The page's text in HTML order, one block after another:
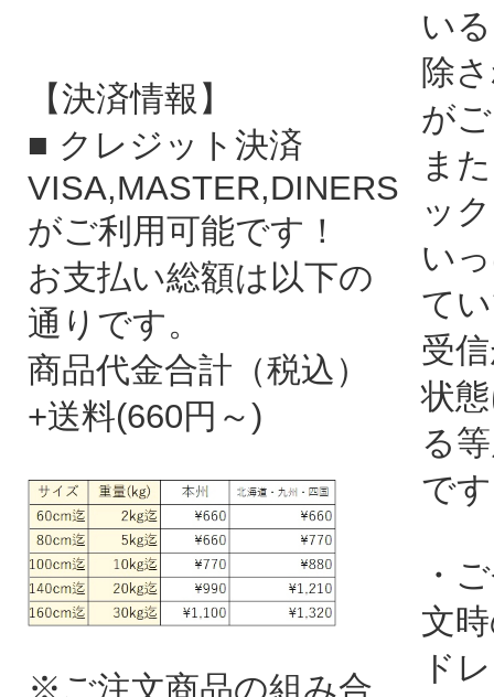
【決済情報】
■ クレジット決済
VISA,MASTER,DINERS
がご利用可能です！
お支払い総額は以下の
通りです。
商品代金合計（税込）
+送料(660円～)
※ご注文商品の組み合
い
除
が
ま
ッ
い
て
受
状
る
で
・
文
ド